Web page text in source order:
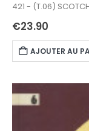
421 - (T.06)
€23.90
AJOUTER AU